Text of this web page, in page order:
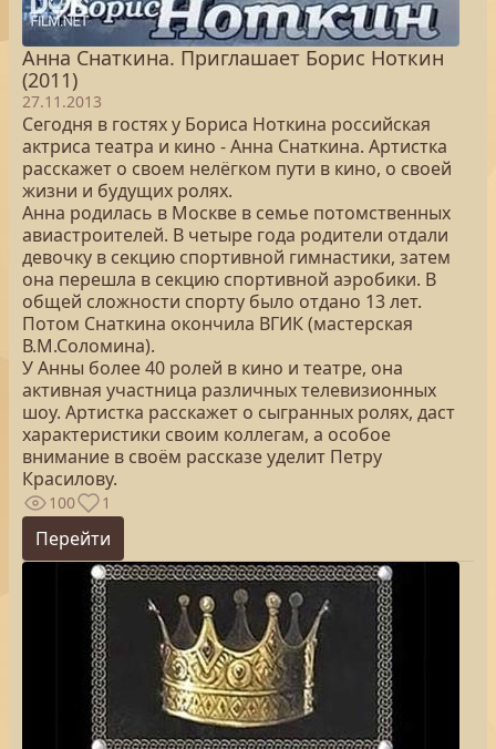
Анна Снаткина. Приглашает Борис Ноткин
(2011)
27.11.2013
Сегодня в гостях у Бориса Ноткина российская
актриса театра и кино - Анна Снаткина. Артистка
расскажет о своем нелёгком пути в кино, о своей
жизни и будущих ролях.
Анна родилась в Москве в семье потомственных
авиастроителей. В четыре года родители отдали
девочку в секцию спортивной гимнастики, затем
она перешла в секцию спортивной аэробики. В
общей сложности спорту было отдано 13 лет.
Потом Снаткина окончила ВГИК (мастерская
В.М.Соломина).
У Анны более 40 ролей в кино и театре, она
активная участница различных телевизионных
шоу. Артистка расскажет о сыгранных ролях, даст
характеристики своим коллегам, а особое
внимание в своём рассказе уделит Петру
Красилову.
100 1
Перейти